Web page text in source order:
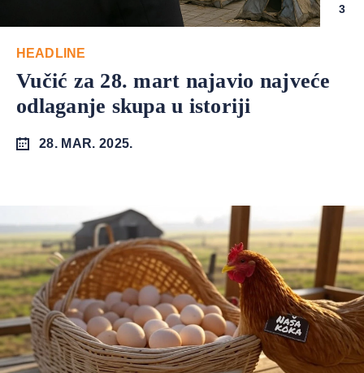
3
HEADLINE
Vučić za 28. mart najavio najveće
odlaganje skupa u istoriji
28. MAR. 2025.